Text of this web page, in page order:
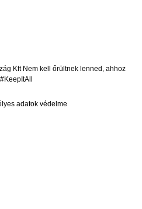
Kft Nem kell őrültnek lenned, ahhoz
adatok védelme